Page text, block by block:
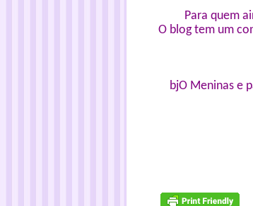
Para quem
O blog tem um
bjO Meninas e